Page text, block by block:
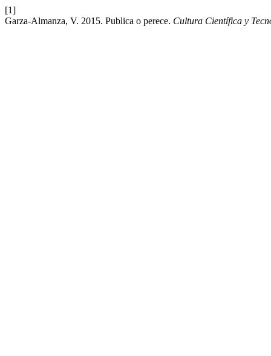
[1]
Garza-Almanza, V. 2015. Publica o perece. Cultura Científica y